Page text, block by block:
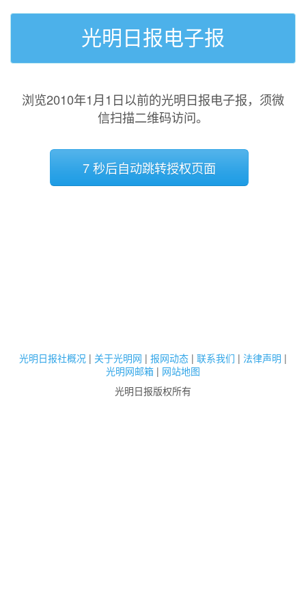
光明日报电子报
浏览2010年1月1日以前的光明日报电子报，须微
信扫描二维码访问。
7 秒后自动跳转授权页面
光明日报社概况 | 关于光明网 | 报网动态 | 联系我们 | 法律声明 |
光明网邮箱 | 网站地图
光明日报版权所有